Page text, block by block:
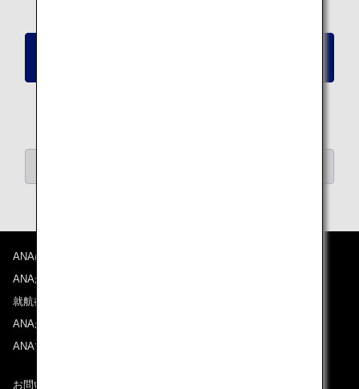
ANAについて
ANAからのお知らせ
就航都市
ANAがお約束する体験
ANAマイレージクラブ
お問い合わせ